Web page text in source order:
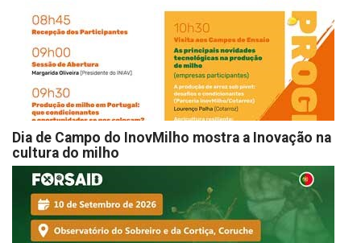
Dia de Campo do InovMilho mostra a Inovação na
cultura do milho